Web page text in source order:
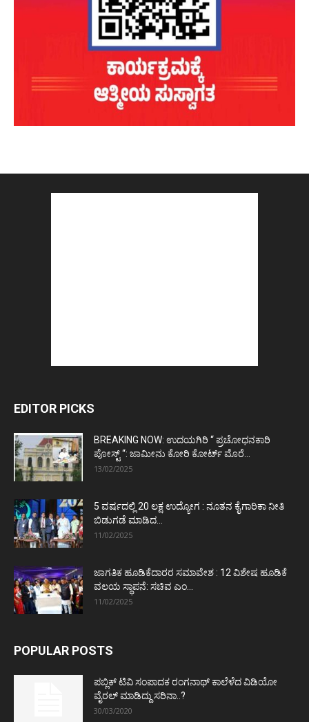
EDITOR PICKS
BREAKING NOW: ಉದಯಗಿರಿ “ ಪ್ರಚೋಧನಕಾರಿ
ಪೋಸ್ಟ್‌ “: ಜಾಮೀನು ಕೋರಿ ಕೋರ್ಟ್‌ ಮೊರೆ...
13/02/2025
5 ವರ್ಷದಲ್ಲಿ 20 ಲಕ್ಷ ಉದ್ಯೋಗ : ನೂತನ ಕೈಗಾರಿಕಾ ನೀತಿ
ಬಿಡುಗಡೆ ಮಾಡಿದ...
11/02/2025
ಜಾಗತಿಕ ಹೂಡಿಕೆದಾರರ ಸಮಾವೇಶ : 12 ವಿಶೇಷ ಹೂಡಿಕೆ
ವಲಯ ಸ್ಥಾಪನೆ: ಸಚಿವ ಎಂ...
11/02/2025
POPULAR POSTS
ಪಬ್ಲಿಕ್ ಟಿವಿ ಸಂಪಾದಕ ರಂಗನಾಥ್ ಕಾಲೆಳೆದ ವಿಡಿಯೋ
ವೈರಲ್ ಮಾಡಿದ್ದು ಸರಿನಾ..?
30/03/2020